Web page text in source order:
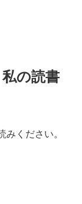
の読書
ください。